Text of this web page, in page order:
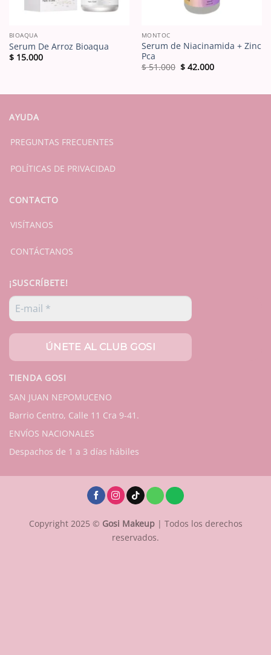
BIOAQUA
Serum De Arroz Bioaqua
$15.000
MONTOC
Serum de Niacinamida + Zinc
Pca
$51.000 El
$ 51.000.
$42.000El
$ 42.000.
AYUDA
PREGUNTAS FRECUENTES
POLÍTICAS DE PRIVACIDAD
CONTACTO
VISÍTANOS
CONTÁCTANOS
¡SUSCRÍBETE!
TIENDA GOSI
SAN JUAN NEPOMUCENO
Barrio Centro, Calle 11 Cra 9-41.
ENVÍOS NACIONALES
Despachos de 1 a 3 días hábiles
Copyright 2025 © Gosi Makeup | Todos los derechos
reservados.